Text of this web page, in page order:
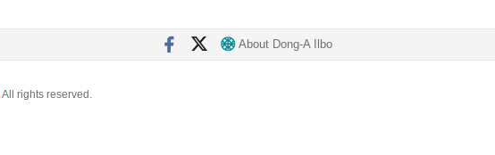
About Dong-A Ilbo
All rights reserved.